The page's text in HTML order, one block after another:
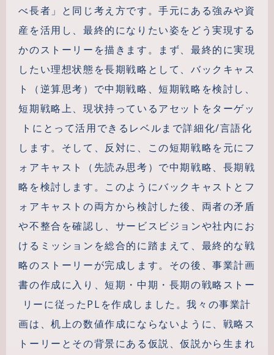
べ長者」と同じ考え方です。手元にある強みや資
産を活用し、最終的になりたい姿をどう実現する
かのストーリーを描きます。まず、最終的に実現
したい理想状態を長期戦略として、バックキャス
ト（逆算思考）で中期戦略、短期戦略を検討し、
短期戦略上、現状持っているアセットをターゲッ
トにとって活用できるレベルまで詳細化/言語化
します。そして、反対に、この短期戦略を元にフ
ォアキャスト（先読み思考）で中期戦略、長期戦
略を検討します。このようにバックキャストとフ
ォアキャストの両方から検討した後、両者の矛盾
や不整合を確認し、サービスビジョンや社内にお
けるミッションを総合的に踏まえて、最終的な戦
略のストーリーが完成します。その後、事業計画
書の作成に入り、短期・中期・長期の戦略ストー
リーに従ったPLを作成しました。我々の事業計
画は、机上の数値作成にならないように、戦略ス
トーリーとその背景にある仮説、仮説から生まれ